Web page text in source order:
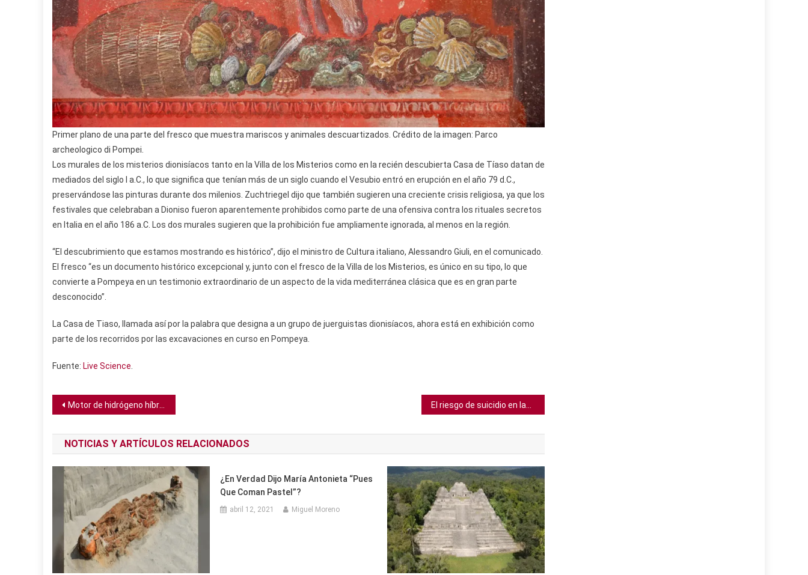
Primer plano de una parte del fresco que muestra mariscos y animales descuartizados. Crédito de la imagen: Parco
archeologico di Pompei.
Los murales de los misterios dionisíacos tanto en la Villa de los Misterios como en la recién descubierta Casa de Tíaso datan de
mediados del siglo I a.C., lo que significa que tenían más de un siglo cuando el Vesubio entró en erupción en el año 79 d.C.,
preservándose las pinturas durante dos milenios. Zuchtriegel dijo que también sugieren una creciente crisis religiosa, ya que los
festivales que celebraban a Dioniso fueron aparentemente prohibidos como parte de una ofensiva contra los rituales secretos
en Italia en el año 186 a.C. Los dos murales sugieren que la prohibición fue ampliamente ignorada, al menos en la región.
“El descubrimiento que estamos mostrando es histórico”, dijo el ministro de Cultura italiano, Alessandro Giuli, en el comunicado.
El fresco “es un documento histórico excepcional y, junto con el fresco de la Villa de los Misterios, es único en su tipo, lo que
convierte a Pompeya en un testimonio extraordinario de un aspecto de la vida mediterránea clásica que es en gran parte
desconocido”.
La Casa de Tiaso, llamada así por la palabra que designa a un grupo de juerguistas dionisíacos, ahora está en exhibición como
parte de los recorridos por las excavaciones en curso en Pompeya.
Fuente: Live Science
Navegación
de
entradas
Motor de hidrógeno híbrido experimental de la NASA podría reducir las emisiones de los vuelos
NOTICIAS Y ARTÍCULOS RELACIONADOS
¿En Verdad Dijo María Antonieta “Pues
Que Coman Pastel”?
abril 12, 2021 Miguel Moreno